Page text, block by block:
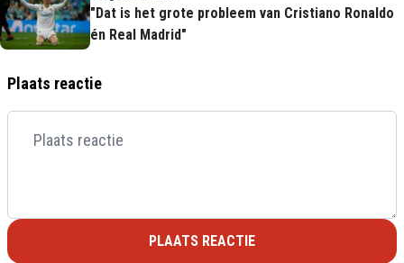
"Dat is het grote probleem van Cristiano Ronaldo
én Real Madrid"
Plaats reactie
PLAATS REACTIE